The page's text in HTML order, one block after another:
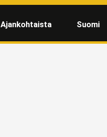
Ajankohtaista Suomi